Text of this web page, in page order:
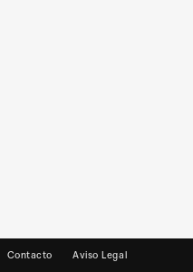
Contacto Aviso Legal